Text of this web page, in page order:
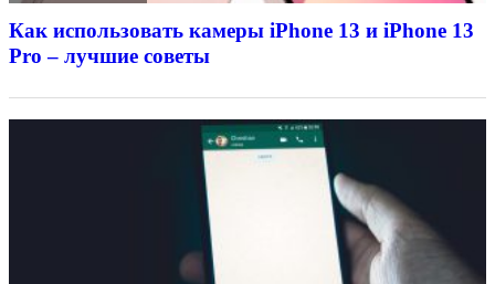
Как использовать камеры iPhone 13 и iPhone 13
Pro – лучшие советы